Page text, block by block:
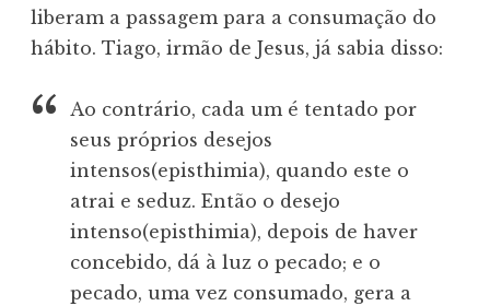
liberam a passagem para a consumação do
hábito. Tiago, irmão de Jesus, já sabia disso:
Ao contrário, cada um é tentado por
seus próprios desejos
intensos(episthimia), quando este o
atrai e seduz. Então o desejo
intenso(episthimia), depois de haver
concebido, dá à luz o pecado; e o
pecado, uma vez consumado, gera a